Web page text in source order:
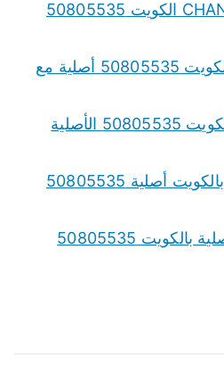
قطع غيار شانجان CHANGAN الكويت 50805535
قطع غيار دومي Domi الكويت 50805535 أصلية مع
قطع غيار جيلي Geely الكويت 50805535 الأصلية
قطع غيار جيتور Jetour بالكويت أصلية 50805535
قطع غيار بايك BAIC الأصلية بالكويت 50805535